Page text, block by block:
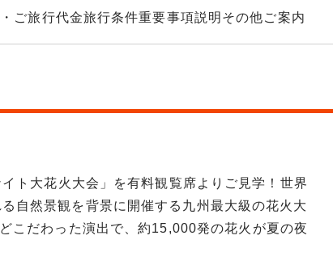
ご旅行代金旅行条件重要事項説明 その他ご案内
ト大花火大会」を有料観覧席よりご見学！世界
自然景観を背景に開催する九州最大級の花火大
こだわった演出で、約15,000発の花火が夏の夜